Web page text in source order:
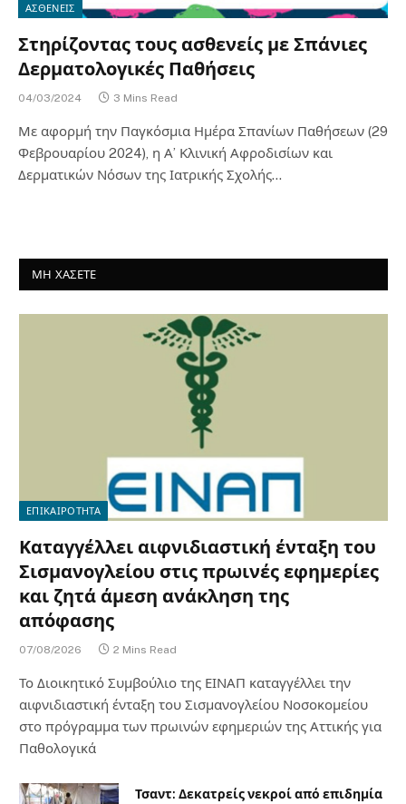
ΑΣΘΕΝΕΙΣ
Στηρίζοντας τους ασθενείς με Σπάνιες
Δερματολογικές Παθήσεις
04/03/2024 3 Mins Read
Με αφορμή την Παγκόσμια Ημέρα Σπανίων Παθήσεων (29
Φεβρουαρίου 2024), η Α’ Κλινική Αφροδισίων και
Δερματικών Νόσων της Ιατρικής Σχολής…
ΜΗ ΧΑΣΕΤΕ
ΕΠΙΚΑΙΡΟΤΗΤΑ
Καταγγέλλει αιφνιδιαστική ένταξη του
Σισμανογλείου στις πρωινές εφημερίες
και ζητά άμεση ανάκληση της
απόφασης
07/08/2026 2 Mins Read
Το Διοικητικό Συμβούλιο της ΕΙΝΑΠ καταγγέλλει την
αιφνιδιαστική ένταξη του Σισμανογλείου Νοσοκομείου
στο πρόγραμμα των πρωινών εφημεριών της Αττικής για
Παθολογικά
Τσαντ: Δεκατρείς νεκροί από επιδημία